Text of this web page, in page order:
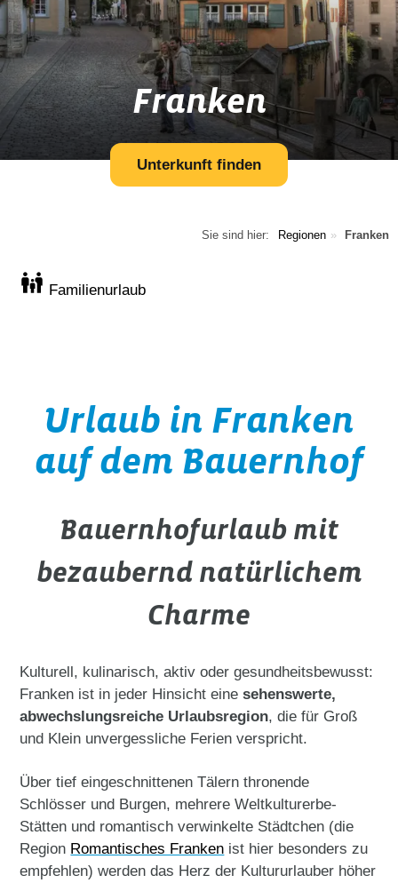
Franken
Unterkunft finden
Franken
Regionen
Sie sind hier:
Familienurlaub
Urlaub in Franken
auf dem Bauernhof
Bauernhofurlaub mit
bezaubernd natürlichem
Charme
Kulturell, kulinarisch, aktiv oder gesundheitsbewusst:
Franken ist in jeder Hinsicht einesehenswerte,
abwechslungsreiche Urlaubsregion, die für Groß
und Klein unvergessliche Ferien verspricht.
Über tief eingeschnittenen Tälern thronende
Schlösser und Burgen, mehrere Weltkulturerbe-
Stätten und romantisch verwinkelte Städtchen (die
Region Romantisches Franken ist hier besonders zu
empfehlen) werden das Herz der Kultururlauber höher